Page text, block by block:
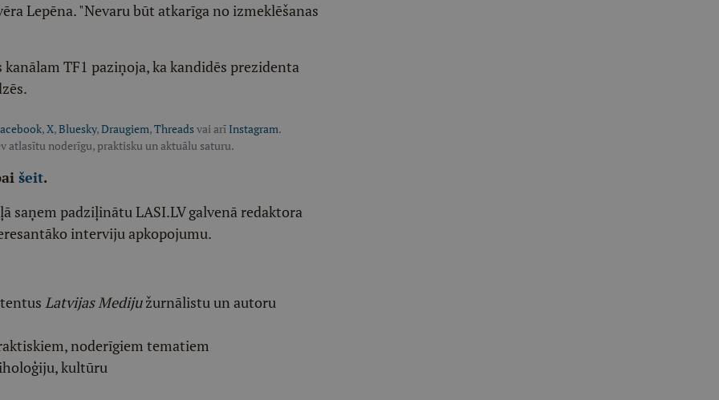
Lepēna. "Nevaru būt atkarīga no izmeklēšanas
TF1 paziņoja, ka kandidēs prezidenta
,X,Bluesky,Draugiem,Threadsvai arī Instagram.
atlasītu noderīgu, praktisku un aktuālu saturu.
šeit.
saņem padziļinātu LASI.LV galvenā redaktora
interviju apkopojumu.
Latvijas Medijužurnālistu un autoru
noderīgiem tematiem
kultūru